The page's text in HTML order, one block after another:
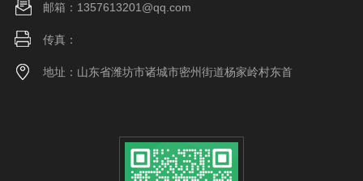
邮箱：1357613201@qq.com
传真：
地址：山东省潍坊市诸城市密州街道杨家岭村东首